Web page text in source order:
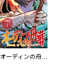
オーディンの舟葬 分冊版